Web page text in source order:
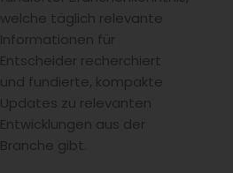
welche täglich relevante
Informationen für
Entscheider recherchiert
und fundierte, kompakte
Updates zu relevanten
Entwicklungen aus der
Branche gibt.